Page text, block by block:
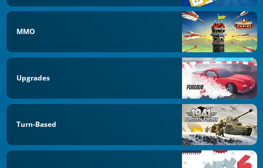
MMO
Upgrades
Turn-Based